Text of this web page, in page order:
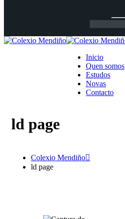
Inicio
Quen somos
Estudos
Novas
Contacto
ld page
Colexio Mendiño
ld page